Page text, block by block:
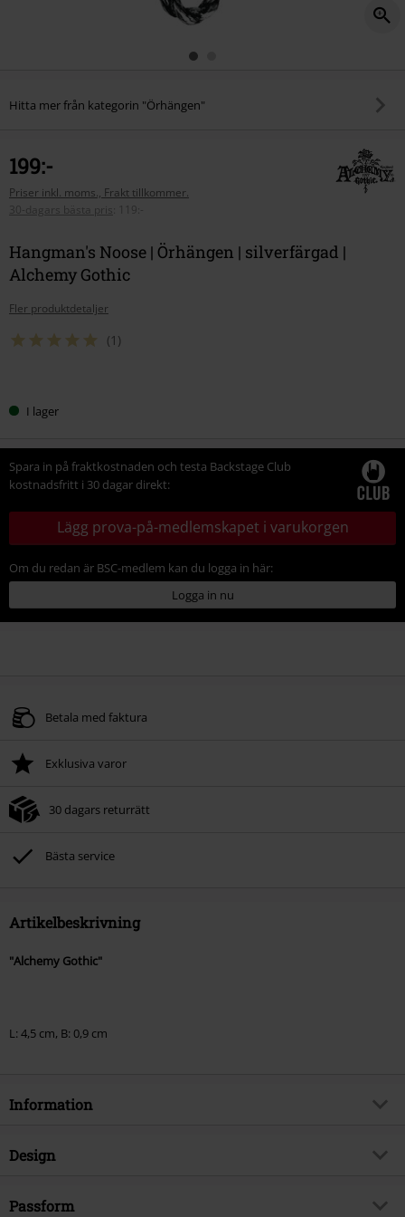
Hitta mer från kategorin "Örhängen"
199:-
Priser inkl. moms., Frakt tillkommer.
30-dagars bästa pris
119:-
Hangman's Noose | Örhängen | silverfärgad |
Alchemy Gothic
Fler produktdetaljer
(1)
dinI lager
Spara in på fraktkostnaden och testa Backstage Club
kostnadsfritt i 30 dagar direkt:
Lägg prova-på-medlemskapet i varukorgen
Om du redan är BSC-medlem kan du logga in här:
Logga in nu
Betala med faktura
Exklusiva varor
30 dagars returrätt
Bästa service
Artikelbeskrivning
"Alchemy Gothic"
L: 4,5 cm, B: 0,9 cm
Information
Artikelnummer
Brand
Design
Produkttyp
Passform